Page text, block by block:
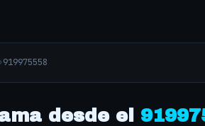
›919975558
desde el